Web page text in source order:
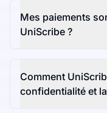
Mes paiements
UniScribe ?
Comment
confidentialité et